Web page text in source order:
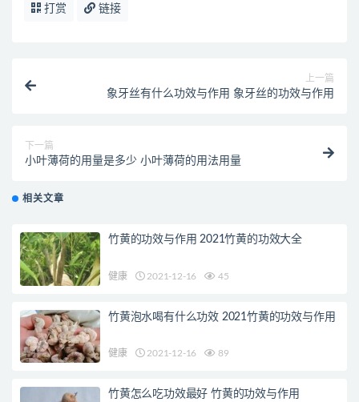
打赏 链接
上一篇
象牙丝有什么功效与作用 象牙丝的功效与作用
下一篇
小叶薄荷的用量是多少 小叶薄荷的用法用量
相关文章
竹黄的功效与作用 2021竹黄的功效大全
健康 2021-12-16 45
竹黄泡水喝有什么功效 2021竹黄的功效与作用
健康 2021-12-16 89
竹黄怎么吃功效最好 竹黄的功效与作用